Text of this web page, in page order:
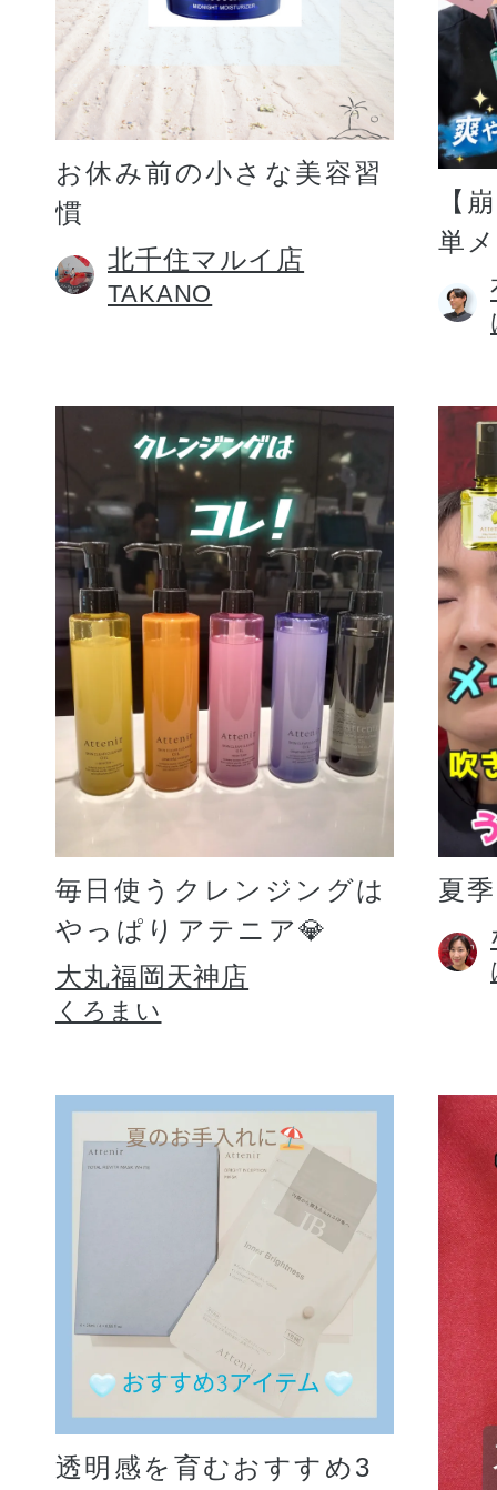
お休み前の小さな美容習
慣
北千住マルイ店
TAKANO
【
単
毎日使うクレンジングは
やっぱりアテニア💎
大丸福岡天神店
くろまい
夏
透明感を育むおすすめ3